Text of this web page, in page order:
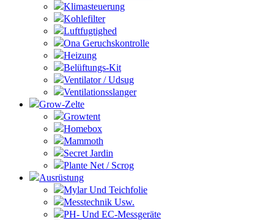
Klimasteuerung
Kohlefilter
Luftfugtighed
Ona Geruchskontrolle
Heizung
Belüftungs-Kit
Ventilator / Udsug
Ventilationsslanger
Grow-Zelte
Growtent
Homebox
Mammoth
Secret Jardin
Plante Net / Scrog
Ausrüstung
Mylar Und Teichfolie
Messtechnik Usw.
PH- Und EC-Messgeräte